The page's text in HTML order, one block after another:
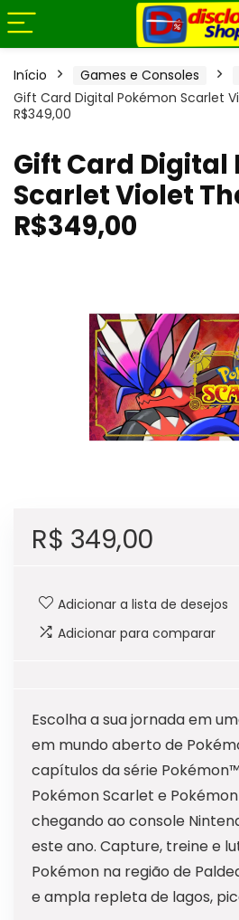
Início Games e Consoles
Gift Card Digital Pokémon Scarlet
R$349,00
Gift Card Digital
Scarlet Violet
R$349,00
R$ 349,00
Adicionar a lista de desejos
Adicionar para comparar
Escolha a sua jornada em
em mundo aberto de
capítulos da série
Pokémon Scarlet e
chegando ao console
este ano. Capture, treine e
Pokémon na região de
e ampla repleta de lagos,